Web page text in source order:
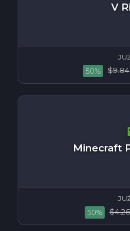
V
50% $9.84
Minecraft
50% $4.26